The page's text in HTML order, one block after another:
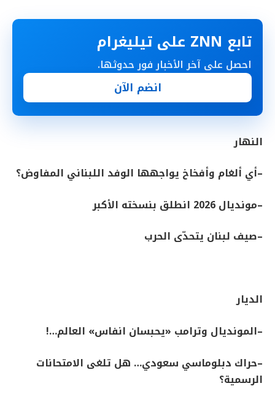
تابع ZNN على تيليغرام
احصل على آخر الأخبار فور حدوثها.
انضم الآن
النهار
–أي ألغام وأفخاخ يواجهها الوفد اللبناني المفاوض؟
–مونديال 2026 انطلق بنسخته الأكبر
–صيف لبنان يتحدّى الحرب
الديار
–المونديال وترامب «يحبسان انفاس» العالم…!
–حراك دبلوماسي سعودي… هل تلغى الامتحانات
الرسمية؟